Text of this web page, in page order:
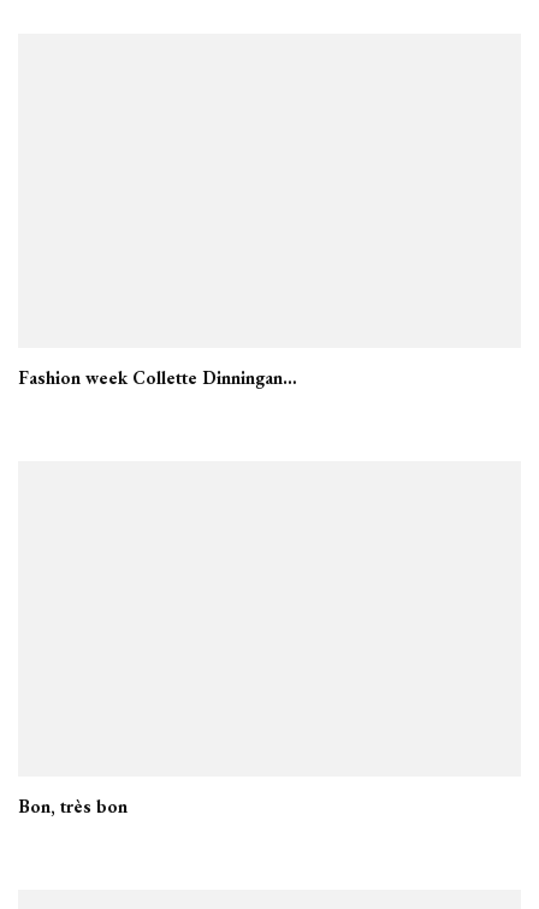
Fashion week Collette Dinningan…
Bon, très bon